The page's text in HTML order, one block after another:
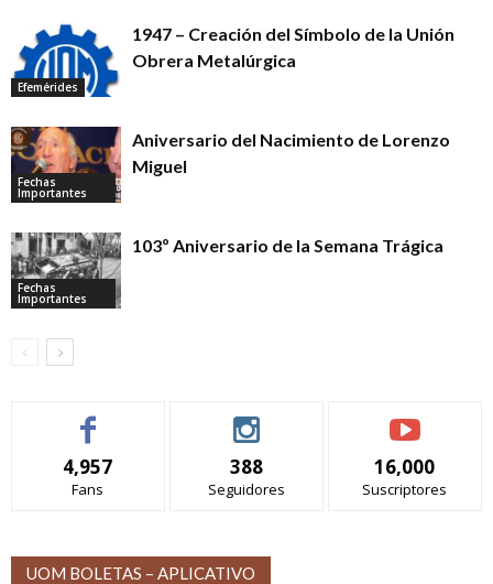
Efemérides
1947 – Creación del Símbolo de la Unión
Obrera Metalúrgica
Fechas
Importantes
Aniversario del Nacimiento de Lorenzo
Miguel
Fechas
Importantes
103º Aniversario de la Semana Trágica
4,957
Fans
388
Seguidores
16,000
Suscriptores
UOM BOLETAS – APLICATIVO